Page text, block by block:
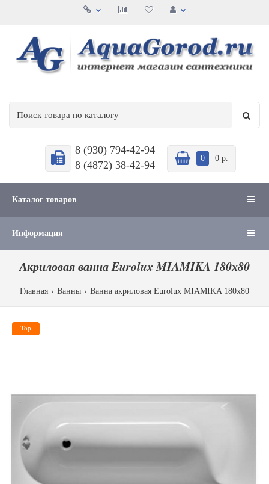
8 (930) 794-42-94
8 (4872) 38-42-94
0 0 р.
Каталог товаров
Информация
Акриловая ванна Eurolux MIAMIKA 180х80
Главная Ванны Ванна акриловая Eurolux MIAMIKA 180х80
Top